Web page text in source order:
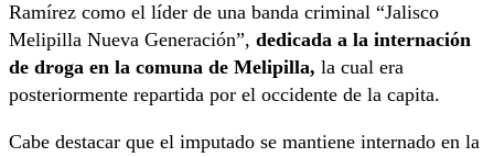
Ramírez como el líder de una banda criminal “Jalisco
Melipilla Nueva Generación”, dedicada a la internación
de droga en la comuna de Melipilla, la cual era
posteriormente repartida por el occidente de la capita.
Cabe destacar que el imputado se mantiene internado en la